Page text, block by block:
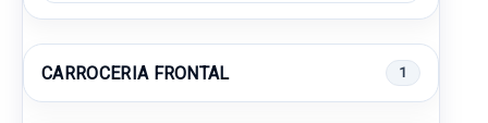
CARROCERIA FRONTAL 1